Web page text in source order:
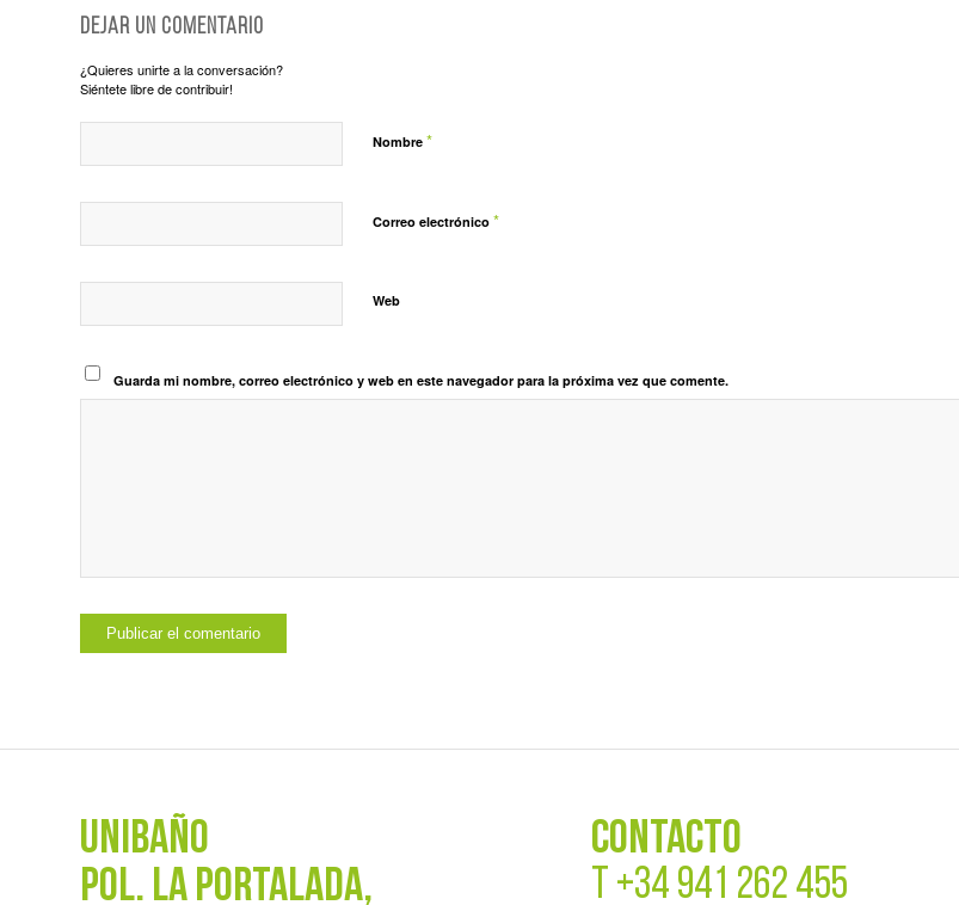
Dejar un comentario
¿Quieres unirte a la conversación?
Siéntete libre de contribuir!
Nombre *
Correo electrónico *
Web
Guarda mi nombre, correo electrónico y web en este navegador para la próxima vez que comente.
UNIBAÑO
POL. La Portalada,
CONTACTO
T +34 941 262 455